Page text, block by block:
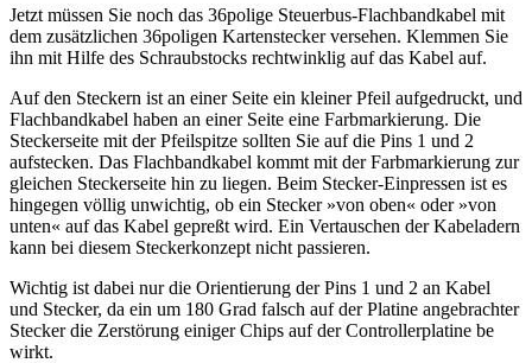
Jetzt müssen Sie noch das 36polige Steuerbus-Flachbandkabel mit
dem zusätzlichen 36poligen Kartenstecker versehen. Klemmen Sie
ihn mit Hilfe des Schraubstocks rechtwinklig auf das Kabel auf.
Auf den Steckern ist an einer Seite ein kleiner Pfeil aufgedruckt, und
Flachbandkabel haben an einer Seite eine Farbmarkierung. Die
Steckerseite mit der Pfeilspitze sollten Sie auf die Pins 1 und 2
aufstecken. Das Flachbandkabel kommt mit der Farbmarkierung zur
gleichen Steckerseite hin zu liegen. Beim Stecker-Einpressen ist es
hingegen völlig unwichtig, ob ein Stecker »von oben« oder »von
unten« auf das Kabel gepreßt wird. Ein Vertauschen der Kabeladern
kann bei diesem Steckerkonzept nicht passieren.
Wichtig ist dabei nur die Orientierung der Pins 1 und 2 an Kabel
und Stecker, da ein um 180 Grad falsch auf der Platine angebrachter
Stecker die Zerstörung einiger Chips auf der Controllerplatine be
wirkt.